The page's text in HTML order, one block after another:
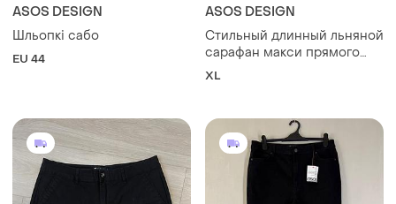
ASOS DESIGN
Шльопкі сабо
EU 44
ASOS DESIGN
Стильный длинный льняной
сарафан макси прямого
силуэта, с американской
принтом, asos dezign,
14/42/ xl/50.
XL